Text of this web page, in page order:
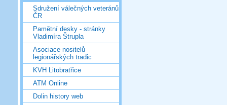
Sdružení válečných veteránů
ČR
Pamětní desky - stránky
Vladimíra Štrupla
Asociace nositelů
legionářských tradic
KVH Litobratřice
ATM Online
Dolin history web